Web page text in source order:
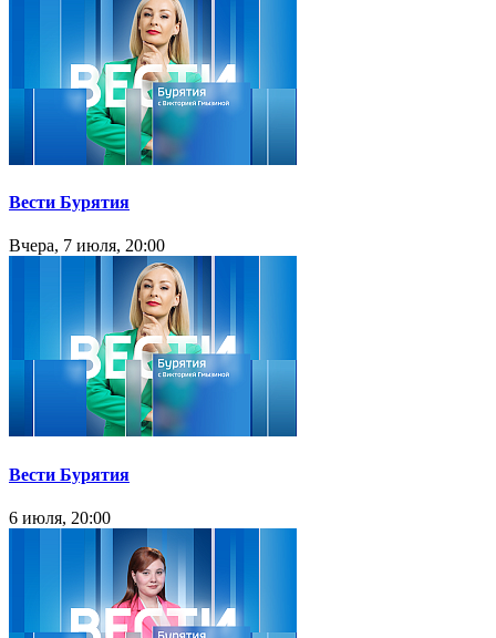
Вести Бурятия
Вчера, 7 июля, 20:00
Вести Бурятия
6 июля, 20:00